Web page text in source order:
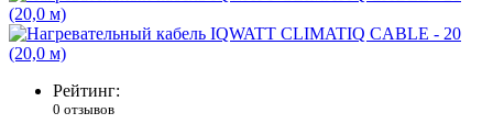
Рейтинг:
0 отзывов